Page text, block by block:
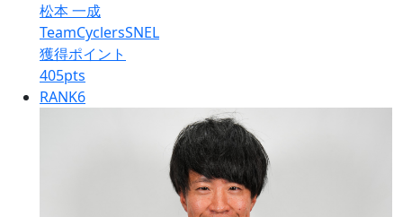
松本 一成
TeamCyclersSNEL
獲得ポイント
405pts
RANK6